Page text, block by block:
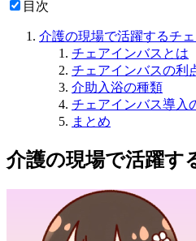
目次
介護の現場で活躍するチ
チェアインバスとは
チェアインバスの利
介助入浴の種類
チェアインバス導入
まとめ
介護の現場で活躍す